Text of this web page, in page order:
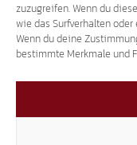
zuzugreifen. Wenn du
wie das Surfverhalten
Wenn du deine
bestimmte Merkmale und
Relazione